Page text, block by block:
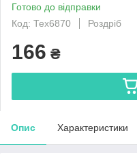
Готово до відправки
Код: Тех6870
Роздріб
166 ₴
Опис Характеристики